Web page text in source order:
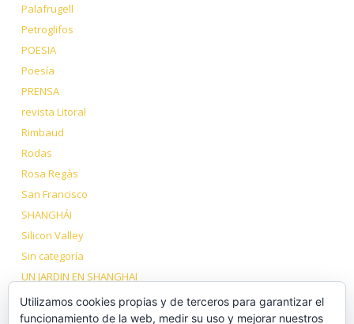
Palafrugell
Petroglifos
POESIA
Poesía
PRENSA
revista Litoral
Rimbaud
Rodas
Rosa Regàs
San Francisco
SHANGHÁI
Silicon Valley
Sin categoría
UN JARDIN EN SHANGHAI
VIAJE A LOS DOS TÍBET
Volcanes Dormidos
Utilizamos cookies propias y de terceros para garantizar el
funcionamiento de la web, medir su uso y mejorar nuestros